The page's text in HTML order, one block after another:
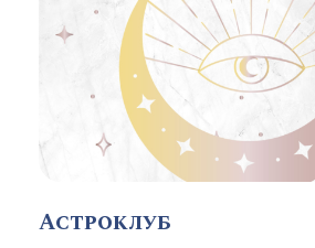
Астроклуб